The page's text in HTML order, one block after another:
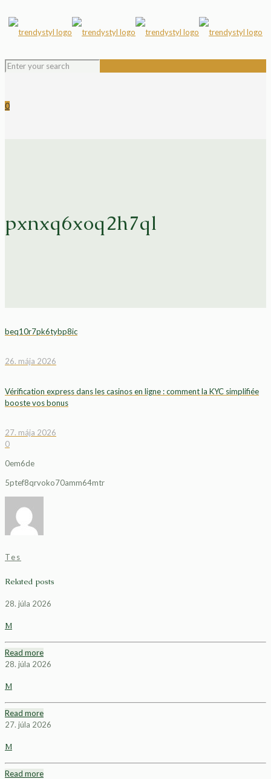
0
pxnxq6xoq2h7ql
beq10r7pk6tybp8ic
26. mája 2026
Vérification express dans les casinos en ligne : comment la KYC simplifiée
booste vos bonus
27. mája 2026
0
0em6de
5ptef8qrvoko70amm64mtr
Tes
Related posts
28. júla 2026
M
Read more
28. júla 2026
M
Read more
27. júla 2026
M
Read more